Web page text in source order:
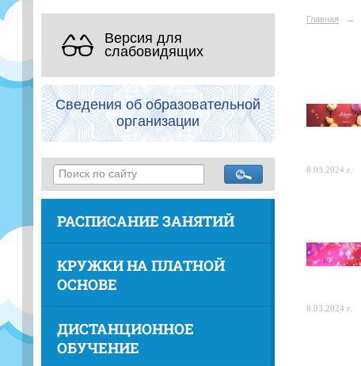
Версия для
слабовидящих
Сведения об образовательной
организации
РАСПИСАНИЕ ЗАНЯТИЙ
КРУЖКИ НА ПЛАТНОЙ
ОСНОВЕ
ДИСТАНЦИОННОЕ
ОБУЧЕНИЕ
Главная →
8.03.2024 г.
8.03.2024 г.